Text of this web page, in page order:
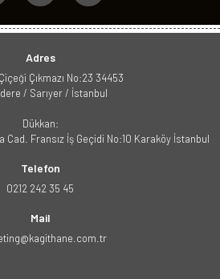
Adres
Çıkmazı No:23 34453
/ Sarıyer / İstanbul
Dükkan:
Cad. Fransız İş Geçidi No:10 Karaköy İstanbul
Telefon
0212 242 35 45
Mail